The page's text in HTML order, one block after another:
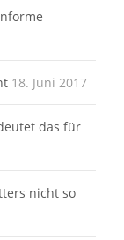
18. Juni 2017
das für
nicht so